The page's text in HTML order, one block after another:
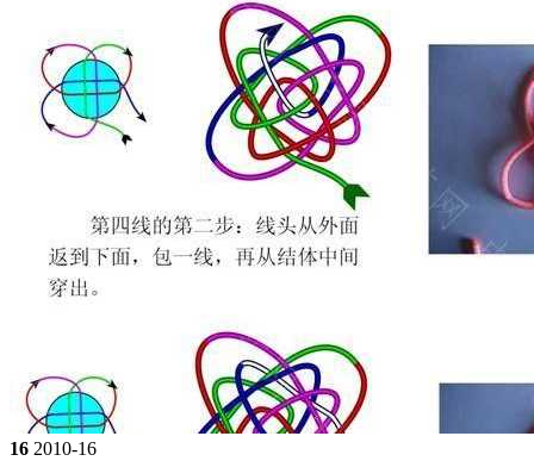
16 2010-16